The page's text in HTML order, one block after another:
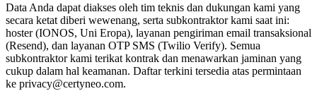
Data Anda dapat diakses oleh tim teknis dan dukungan kami yang
secara ketat diberi wewenang, serta subkontraktor kami saat ini:
hoster (IONOS, Uni Eropa), layanan pengiriman email transaksional
(Resend), dan layanan OTP SMS (Twilio Verify). Semua
subkontraktor kami terikat kontrak dan menawarkan jaminan yang
cukup dalam hal keamanan. Daftar terkini tersedia atas permintaan
ke privacy@certyneo.com.